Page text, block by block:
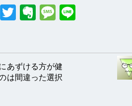
Facebook
Twitter
Evernote
Message
あずける方が健
は間違った選択